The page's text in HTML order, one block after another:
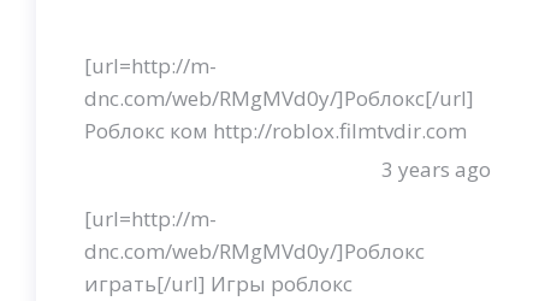
[url=http://m-
dnc.com/web/RMgMVd0y/]Роблокс[/url]
Роблокс ком http://roblox.filmtvdir.com
3 years ago
[url=http://m-
dnc.com/web/RMgMVd0y/]Роблокс
играть[/url] Игры роблокс